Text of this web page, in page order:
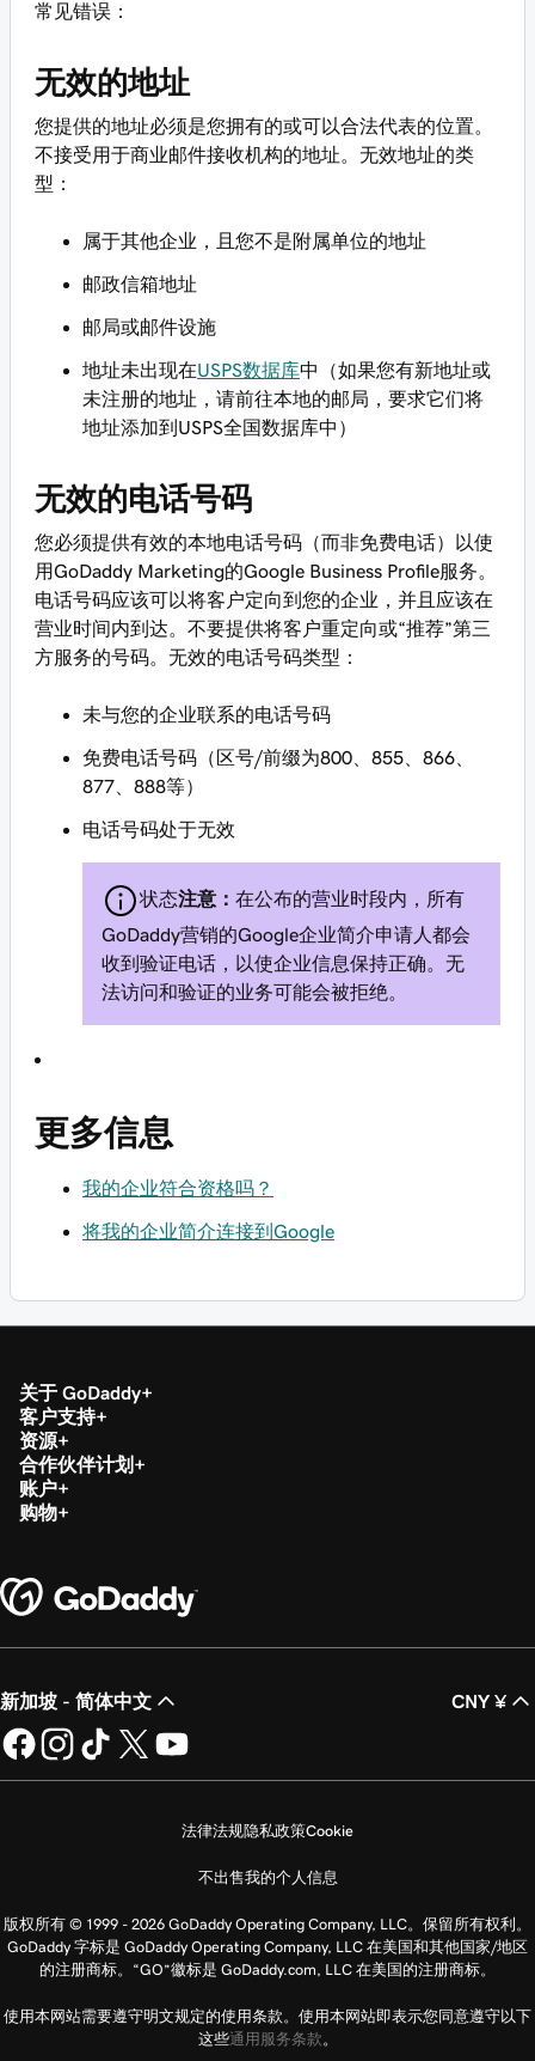
常见错误：
无效的地址
您提供的地址必须是您拥有的或可以合法代表的位置。
不接受用于商业邮件接收机构的地址。无效地址的类
型：
属于其他企业，且您不是附属单位的地址
邮政信箱地址
邮局或邮件设施
地址未出现在USPS数据库中（如果您有新地址或
未注册的地址，请前往本地的邮局，要求它们将
地址添加到USPS全国数据库中）
无效的电话号码
您必须提供有效的本地电话号码（而非免费电话）以使
用GoDaddy Marketing的Google Business Profile服务。
电话号码应该可以将客户定向到您的企业，并且应该在
营业时间内到达。不要提供将客户重定向或“推荐”第三
方服务的号码。无效的电话号码类型：
未与您的企业联系的电话号码
免费电话号码（区号/前缀为800、855、866、
877、888等）
电话号码处于无效
状态注意： 在公布的营业时段内，所有
GoDaddy营销的Google企业简介申请人都会
收到验证电话，以使企业信息保持正确。无
法访问和验证的业务可能会被拒绝。
更多信息
我的企业符合资格吗？
将我的企业简介连接到Google
关于 GoDaddy
客户支持
资源
合作伙伴计划
账户
购物
新加坡 - 简体中文 CNY ¥
法律法规隐私政策Cookie
不出售我的个人信息
版权所有 © 1999 - 2026 GoDaddy Operating Company, LLC。保留所有权利。
GoDaddy 字标是 GoDaddy Operating Company, LLC 在美国和其他国家/地区
的注册商标。“GO”徽标是 GoDaddy.com, LLC 在美国的注册商标。
使用本网站需要遵守明文规定的使用条款。使用本网站即表示您同意遵守以下
这些通用服务条款 。